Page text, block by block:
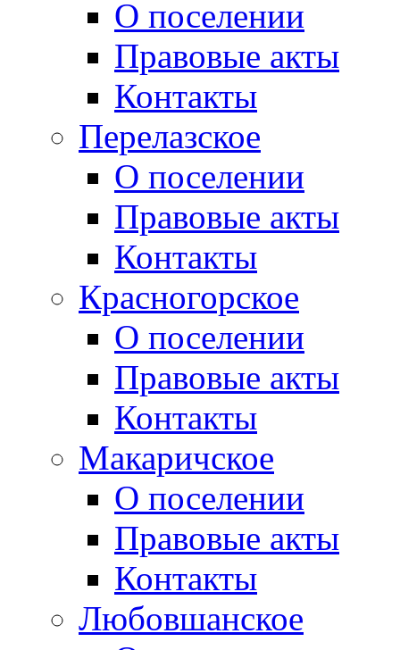
О поселении
Правовые акты
Контакты
Перелазское
О поселении
Правовые акты
Контакты
Красногорское
О поселении
Правовые акты
Контакты
Макаричское
О поселении
Правовые акты
Контакты
Любовшанское